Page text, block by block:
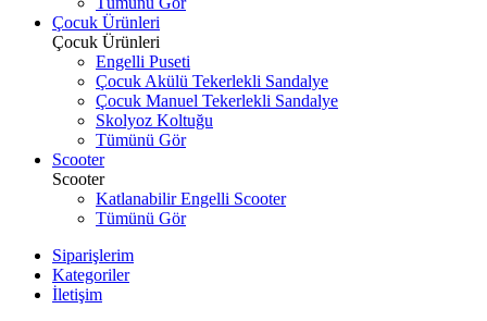
Çocuk Ürünleri
Çocuk Ürünleri
Engelli Puseti
Çocuk Akülü Tekerlekli Sandalye
Çocuk Manuel Tekerlekli Sandalye
Skolyoz Koltuğu
Tümünü Gör
Scooter
Scooter
Katlanabilir Engelli Scooter
Tümünü Gör
Siparişlerim
Kategoriler
İletişim